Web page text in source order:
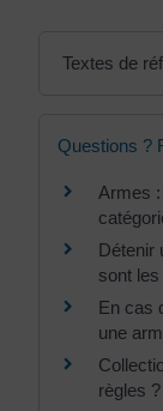
Textes de
Questions ?
Armes
Détenir
sont
En cas
une
règles ?